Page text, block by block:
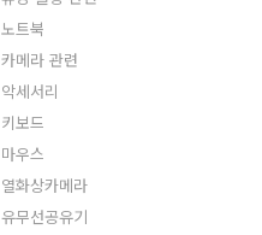
노트북
카메라 관련
악세서리
키보드
마우스
열화상카메라
유무선공유기